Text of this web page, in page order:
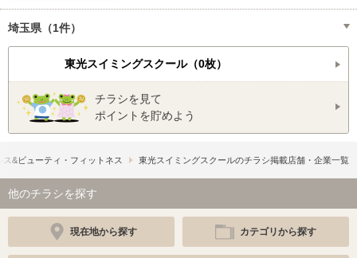
埼玉県（1件）
東光スイミングスクール（0枚）
チラシを見て
ポイントを貯めよう
ス&ビューティ・フィットネス 東光スイミングスクールのチラシ掲載店舗・企業一覧
他のチラシを探す
現在地から探す カテゴリから探す